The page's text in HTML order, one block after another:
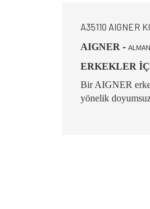
A35110 AIGNER
AIGNER -
ERKEKLER
Bir AIGNER
yönelik